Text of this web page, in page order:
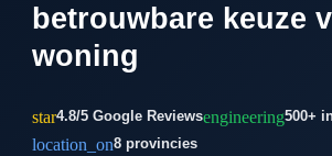
betrouwbare keuze
woning
star4.8/5 Google Reviewsengineering500+
location_on8 provincies